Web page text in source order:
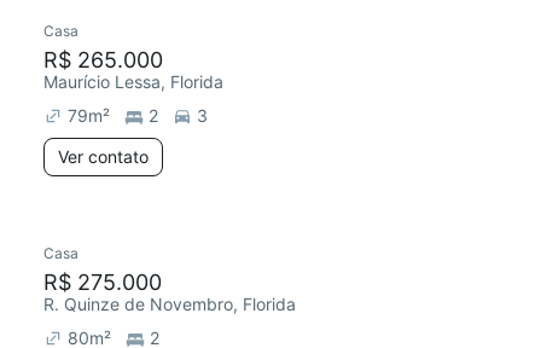
Casa
R$ 265.000
Maurício Lessa, Florida
79m² 2
3
Ver contato
Casa
R$ 275.000
R. Quinze de Novembro, Florida
80m²
2